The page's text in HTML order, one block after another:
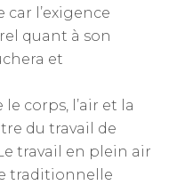
car l’exigence
quant à son
et
corps, l’air et la
du travail de
travail en plein air
traditionnelle